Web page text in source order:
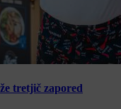
tretjič zapored